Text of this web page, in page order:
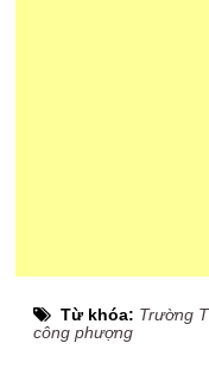
Từ khóa: Trường
công phượng